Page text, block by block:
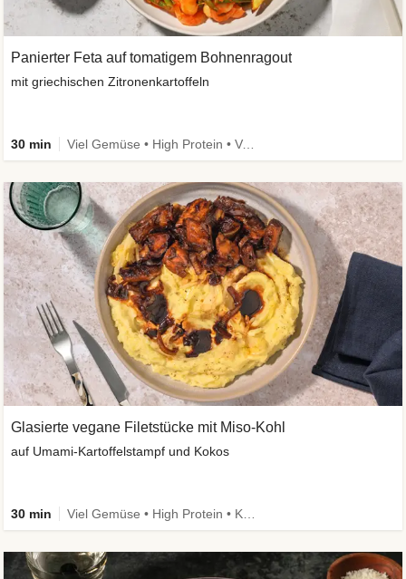
Panierter Feta auf tomatigem Bohnenragout
mit griechischen Zitronenkartoffeln
30 min Viel Gemüse • High Protein • Vegetarisch
Glasierte vegane Filetstücke mit Miso-Kohl
auf Umami-Kartoffelstampf und Kokos
30 min